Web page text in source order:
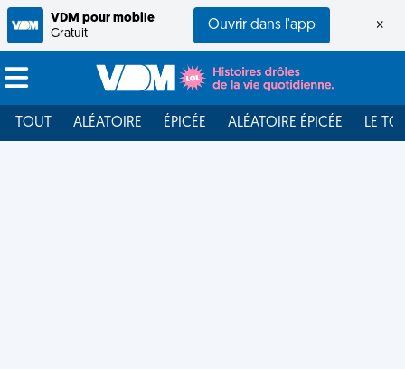
VDM pour mobile
Gratuit
Ouvrir dans l'app ×
TOUT ALÉATOIRE ÉPICÉE ALÉATOIRE ÉPICÉE LE